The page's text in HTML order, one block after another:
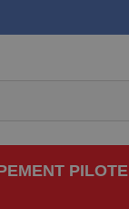
PILOTE